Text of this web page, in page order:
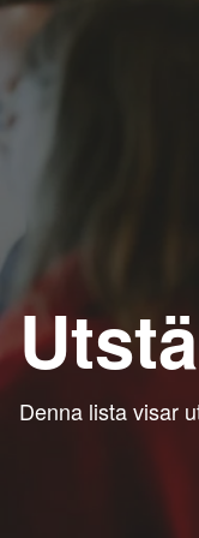
Denna lista visar